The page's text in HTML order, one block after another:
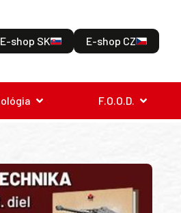
E-shop SK E-shop CZ
F.O.O.D.